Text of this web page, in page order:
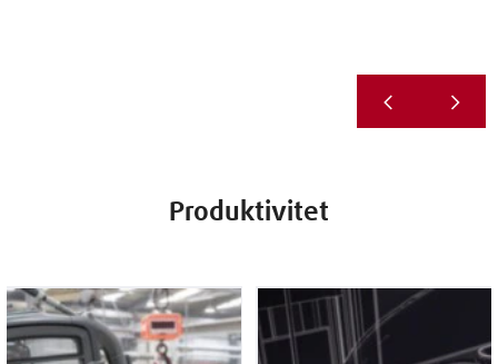
Produktivitet